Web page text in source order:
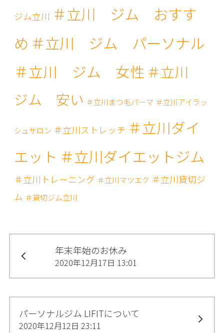
ジム立川 ＃立川 ジム おすす
め ＃立川 ジム パーソナル
＃立川 ジム 女性 ＃立川
ジム 安い ＃立川まつ毛パーマ ＃立川アイラッ
シュサロン ＃立川ストレッチ ＃立川ダイ
エット ＃立川ダイエットジム
＃立川トレーニング ＃立川マツエク ＃立川貸切ジ
ム ＃貸切ジム立川
年末年始のお休み
2020年12月17日 13:01
パーソナルジム LIFITについて
2020年12月12日 23:11